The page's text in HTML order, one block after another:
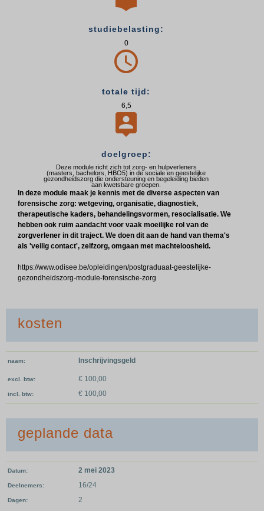
studiebelasting:
0

totale tijd:
6,5

doelgroep:
Deze module richt zich tot zorg- en hulpverleners
(masters, bachelors, HBO5) in de sociale en geestelijke
gezondheidszorg die ondersteuning en begeleiding bieden
aan kwetsbare groepen.
In deze module maak je kennis met de diverse aspecten van
forensische zorg: wetgeving, organisatie, diagnostiek,
therapeutische kaders, behandelingsvormen, resocialisatie. We
hebben ook ruim aandacht voor vaak moeilijke rol van de
zorgverlener in dit traject. We doen dit aan de hand van thema's
als 'veilig contact', zelfzorg, omgaan met machteloosheid.
https://www.odisee.be/opleidingen/postgraduaat-geestelijke-
gezondheidszorg-module-forensische-zorg
kosten
naam Inschrijvingsgeld
excl. btw € 100,00
incl. btw € 100,00
geplande data
Datum 2 mei 2023
Deelnemers 16/24
Dagen 2